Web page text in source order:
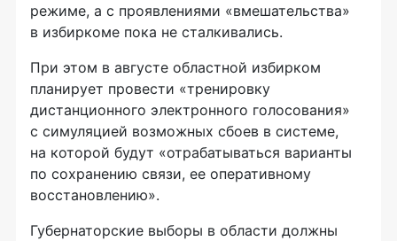
режиме, а с проявлениями «вмешательства»
в избиркоме пока не сталкивались.
При этом в августе областной избирком
планирует провести «тренировку
дистанционного электронного голосования»
с симуляцией возможных сбоев в системе,
на которой будут «отрабатываться варианты
по сохранению связи, ее оперативному
восстановлению».
Губернаторские выборы в области должны